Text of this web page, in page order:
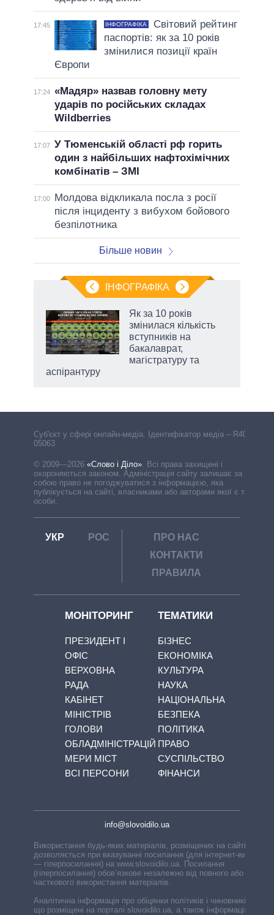
17:45 ІНФОГРАФІКА
Світовий рейтинг
паспортів: як за 10 років
змінилися позиції країн
Європи
17:24 «Мадяр» назвав головну мету
ударів по російських складах
Wildberries
17:07 У Тюменській області рф горить
один з найбільших нафтохімічних
комбінатів – ЗМІ
17:00
Молдова відкликала посла з росії
після інциденту з вибухом бойового
безпілотника
Більше новин
ІНФОГРАФІКА
Як за 10 років
змінилася кількість
вступників на
бакалаврат,
магістратуру та
аспірантуру
Cуб'єкт у сфері онлайн-медіа. Ідентифікатор медіа – R40-
05063
© 2009—2026 «Слово і Діло»
Всі права захищені і
охороняються законом. Адміністрація сайту залишає за
собою право не погоджуватися з інформацією, яка
публікується на сайті, власниками або авторами якої є треті
особи.
УКР РОС
ПРО НАС
КОНТАКТИ
ПРАВИЛА
МОНІТОРИНГ
ПРЕЗИДЕНТ І
ОФІС
ВЕРХОВНА
РАДА
КАБІНЕТ
МІНІСТРІВ
ГОЛОВИ
ОБЛАДМІНІСТРАЦІЙ
МЕРИ МІСТ
ВСІ ПЕРСОНИ
ТЕМАТИКИ
БІЗНЕС
ЕКОНОМІКА
КУЛЬТУРА
НАУКА
НАЦІОНАЛЬНА
БЕЗПЕКА
ПОЛІТИКА
ПРАВО
СУСПІЛЬСТВО
ФІНАНСИ
info@slovoidilo.ua
Використання будь-яких матеріалів, розміщених на сайті,
дозволяється при вказуванні посилання (для інтернет-видань
— гіперпосилання) на www.slovoidilo.ua. Посилання
(гіперпосилання) обов’язкове незалежно від повного або
часткового використання матеріалів.
Аналітична інформація про обіцянки політиків і чиновників,
що розміщені на порталі slovoidilo.ua, а також інформація про